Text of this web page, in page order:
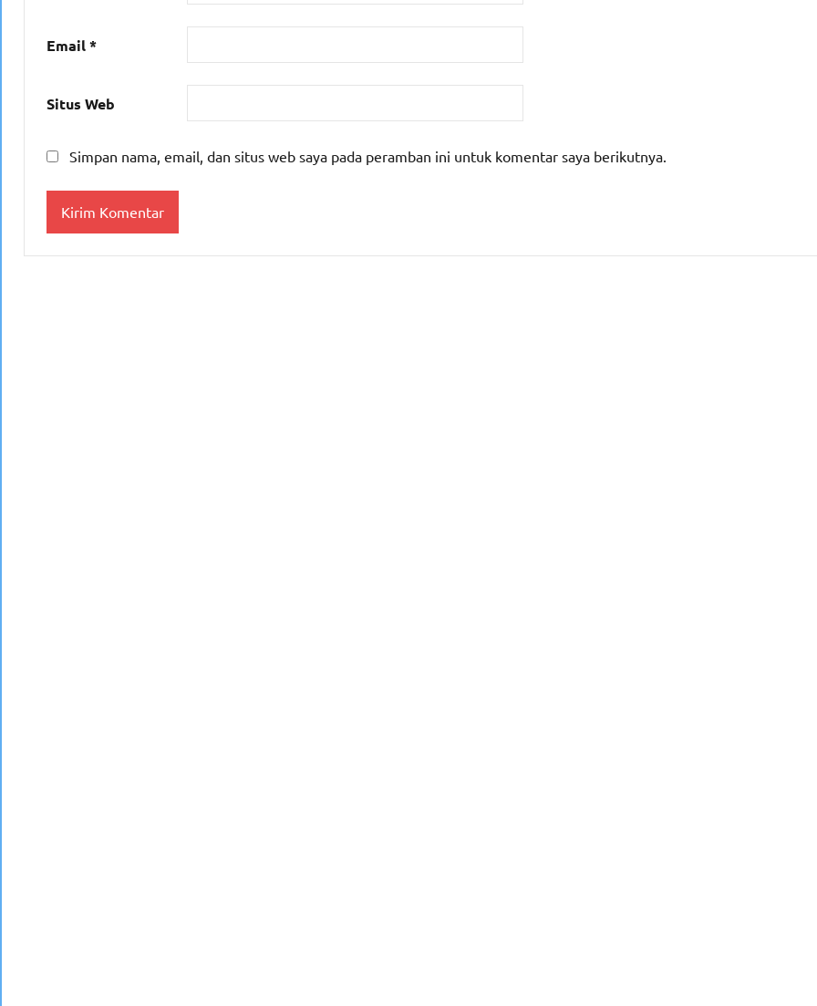
Email*
Situs Web
Simpan nama, email, dan situs web saya pada peramban ini untuk komentar saya berikutnya.